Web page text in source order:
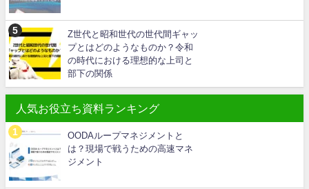
Z世代と昭和世代の世代間ギャッ
プとはどのようなものか？令和
の時代における理想的な上司と
部下の関係
人気お役立ち資料ランキング
OODAループマネジメントと
は？現場で戦うための高速マネ
ジメント